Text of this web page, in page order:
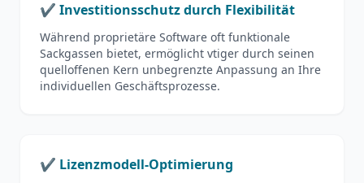
✔️ Investitionsschutz durch Flexibilität
Während proprietäre Software oft funktionale
Sackgassen bietet, ermöglicht vtiger durch seinen
quelloffenen Kern unbegrenzte Anpassung an Ihre
individuellen Geschäftsprozesse.
✔️ Lizenzmodell-Optimierung